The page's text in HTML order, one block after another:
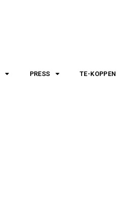
PRESS TE-KOPPEN